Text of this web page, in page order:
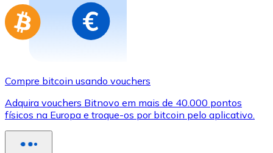
Compre bitcoin usando vouchers
Adquira vouchers Bitnovo em mais de 40.000 pontos
físicos na Europa e troque-os por bitcoin pelo aplicativo.